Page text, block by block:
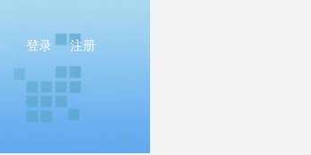
注册
登录